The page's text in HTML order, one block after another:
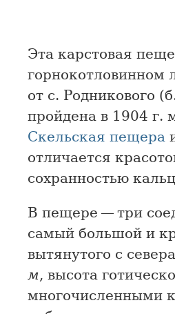
Эта карстовая
горнокотловинном
от с. Родникового
пройдена в 1904
Скельская пещера
отличается
сохранностью
В пещере — три
самый большой и
вытянутого с
м, высота
многочисленными